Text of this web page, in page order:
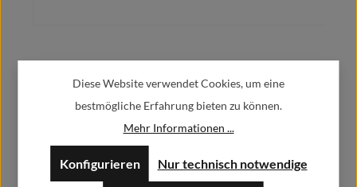
Alfa GmbH / Alfashirt
Weisweilerstr.20-22
Diese Website verwendet Cookies, um eine
bestmögliche Erfahrung bieten zu können.
Mehr Informationen ...
Nur technisch notwendige
Konfigurieren